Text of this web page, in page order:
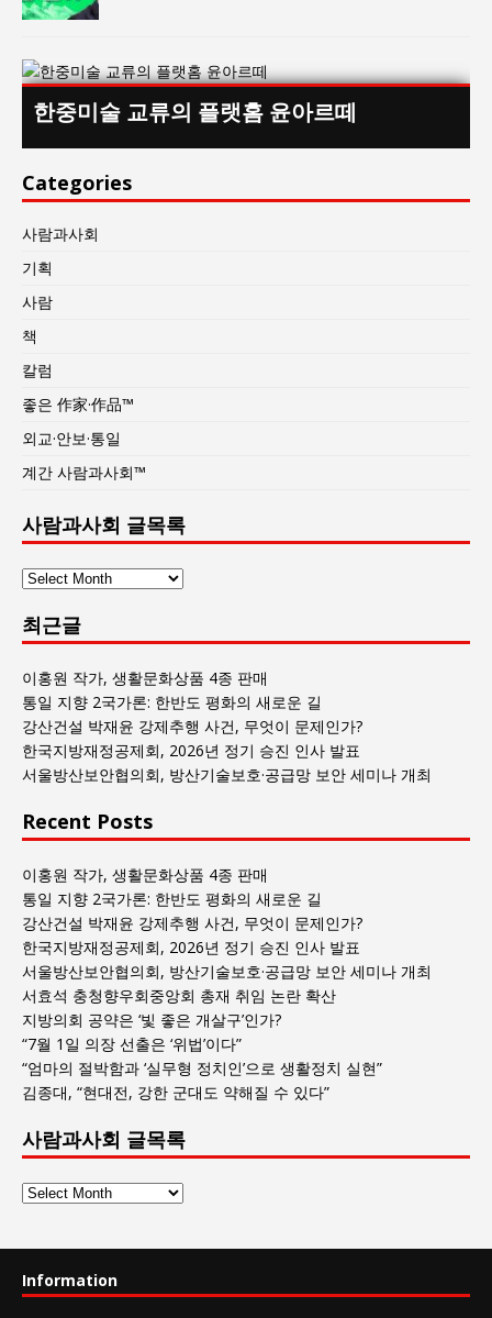
한중미술 교류의 플랫홈 윤아르떼
Categories
사람과사회
기획
사람
책
칼럼
좋은 作家·作品™
외교·안보·통일
계간 사람과사회™
사람과사회 글목록
사
과
사
회
글
목
록
최근글
이홍원 작가, 생활문화상품 4종 판매
통일 지향 2국가론: 한반도 평화의 새로운 길
강산건설 박재윤 강제추행 사건, 무엇이 문제인가?
한국지방재정공제회, 2026년 정기 승진 인사 발표
서울방산보안협의회, 방산기술보호·공급망 보안 세미나 개최
Recent Posts
이홍원 작가, 생활문화상품 4종 판매
통일 지향 2국가론: 한반도 평화의 새로운 길
강산건설 박재윤 강제추행 사건, 무엇이 문제인가?
한국지방재정공제회, 2026년 정기 승진 인사 발표
서울방산보안협의회, 방산기술보호·공급망 보안 세미나 개최
서효석 충청향우회중앙회 총재 취임 논란 확산
지방의회 공약은 ‘빛 좋은 개살구’인가?
“7월 1일 의장 선출은 ‘위법’이다”
“엄마의 절박함과 ‘실무형 정치인’으로 생활정치 실현”
김종대, “현대전, 강한 군대도 약해질 수 있다”
사람과사회 글목록
사
회
Information